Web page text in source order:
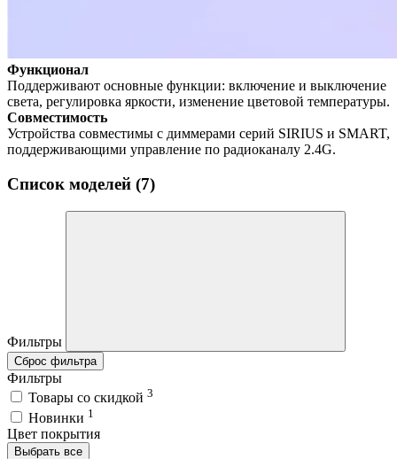
Функционал
Поддерживают основные функции: включение и выключение
света, регулировка яркости, изменение цветовой температуры.
Совместимость
Устройства совместимы с диммерами серий SIRIUS и SMART,
поддерживающими управление по радиоканалу 2.4G.
Список моделей (7)
Фильтры
Сброс фильтра
Фильтры
Товары со скидкой 3
Новинки 1
Цвет покрытия
Выбрать все